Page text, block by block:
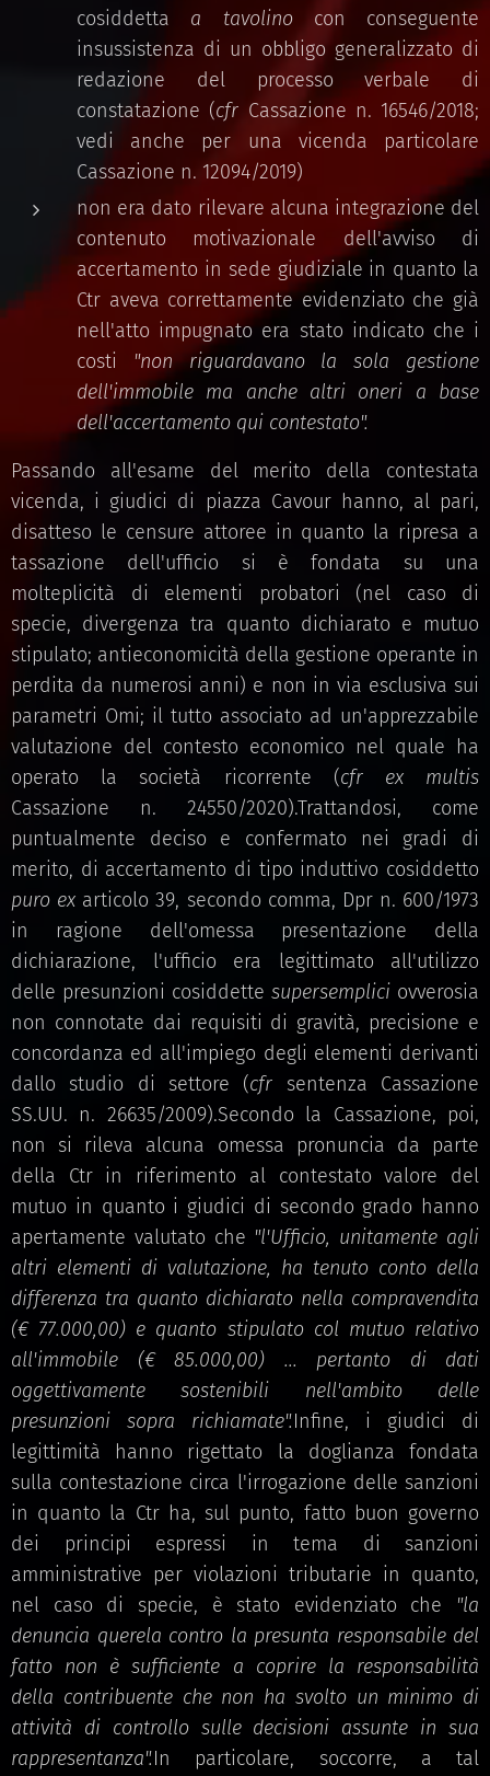
cosiddetta a tavolino con conseguente
insussistenza di un obbligo generalizzato di
redazione del processo verbale di
constatazione (cfr Cassazione n. 16546/2018;
vedi anche per una vicenda particolare
Cassazione n. 12094/2019)
non era dato rilevare alcuna integrazione del
contenuto motivazionale dell'avviso di
accertamento in sede giudiziale in quanto la
Ctr aveva correttamente evidenziato che già
nell'atto impugnato era stato indicato che i
costi "non riguardavano la sola gestione
dell'immobile ma anche altri oneri a base
dell'accertamento qui contestato".
Passando all'esame del merito della contestata
vicenda, i giudici di piazza Cavour hanno, al pari,
disatteso le censure attoree in quanto la ripresa a
tassazione dell'ufficio si è fondata su una
molteplicità di elementi probatori (nel caso di
specie, divergenza tra quanto dichiarato e mutuo
stipulato; antieconomicità della gestione operante in
perdita da numerosi anni) e non in via esclusiva sui
parametri Omi; il tutto associato ad un'apprezzabile
valutazione del contesto economico nel quale ha
operato la società ricorrente (cfr
ex multis
Cassazione n. 24550/2020).Trattandosi, come
puntualmente deciso e confermato nei gradi di
merito, di accertamento di tipo induttivo cosiddetto
puro ex articolo 39, secondo comma, Dpr n. 600/1973
in ragione dell'omessa presentazione della
dichiarazione, l'ufficio era legittimato all'utilizzo
delle presunzioni cosiddette supersemplici ovverosia
non connotate dai requisiti di gravità, precisione e
concordanza ed all'impiego degli elementi derivanti
dallo studio di settore (cfr sentenza Cassazione
SS.UU. n. 26635/2009).Secondo la Cassazione, poi,
non si rileva alcuna omessa pronuncia da parte
della Ctr in riferimento al contestato valore del
mutuo in quanto i giudici di secondo grado hanno
apertamente valutato che "l'Ufficio, unitamente agli
altri elementi di valutazione, ha tenuto conto della
differenza tra quanto dichiarato nella compravendita
(€ 77.000,00) e quanto stipulato col mutuo relativo
all'immobile (€ 85.000,00) ... pertanto di dati
oggettivamente sostenibili nell'ambito delle
presunzioni sopra richiamate".Infine, i giudici di
legittimità hanno rigettato la doglianza fondata
sulla contestazione circa l'irrogazione delle sanzioni
in quanto la Ctr ha, sul punto, fatto buon governo
dei principi espressi in tema di sanzioni
amministrative per violazioni tributarie in quanto,
nel caso di specie, è stato evidenziato che "la
denuncia querela contro la presunta responsabile del
fatto non è sufficiente a coprire la responsabilità
della contribuente che non ha svolto un minimo di
attività di controllo sulle decisioni assunte in sua
rappresentanza".In particolare, soccorre, a tal